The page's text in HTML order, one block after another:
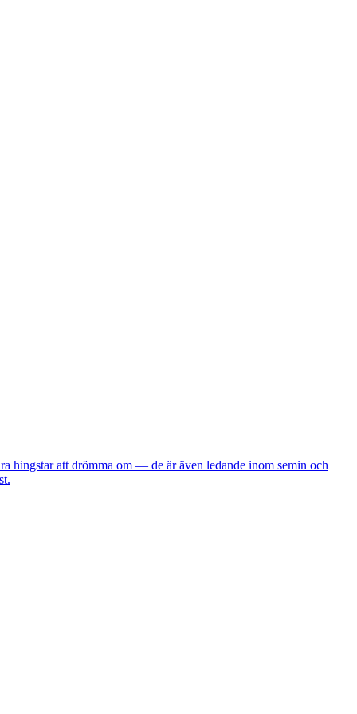
hingstar att drömma om — de är även ledande inom semin och